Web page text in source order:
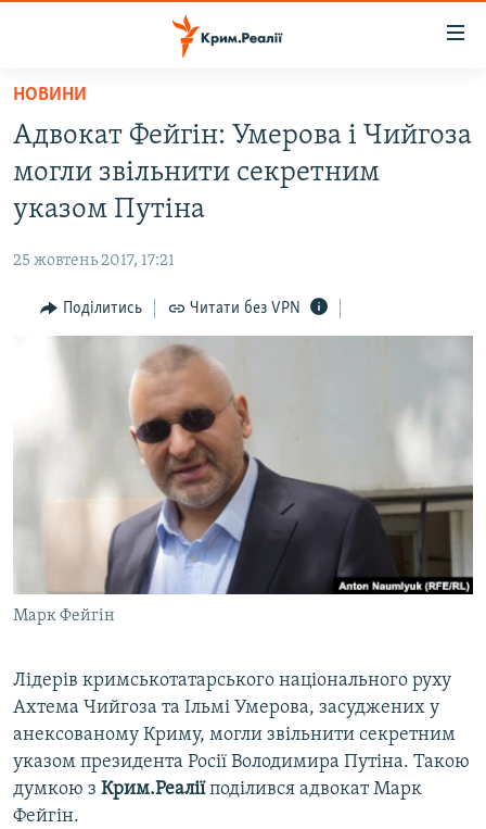
Перейти
основного
матеріалу
до
основної
Перейти
ВОДА.КРИМ
ВІДЕО ТА ФОТО
БЛОГИ
ПОГЛЯД
СПЕЦПРОЕКТИ
ВІДЕОУРОКИ «ELIFBE»
СВІДЧЕННЯ ОКУПАЦІЇ
УКРАЇНСЬКА ПРОБЛЕМА КРИМУ
ІНФОГРАФІКА
ЯК ОБІЙТИ БЛОКУВАННЯ
ДОЛУЧАЙСЯ!
Усі сайти RFE/RL
НОВИНИ
Адвокат Фейгін: Умерова і Чийгоза
могли звільнити секретним
указом Путіна
25 жовтень 2017, 17:21
Поділитись Читати без VPN
Марк Фейгін
Лідерів кримськотатарського національного руху
Ахтема Чийгоза та Ільмі Умерова, засуджених у
анексованому Криму, могли звільнити секретним
указом президента Росії Володимира Путіна. Такою
думкою з Крим.Реаліїподілився адвокат Марк
Фейгін.